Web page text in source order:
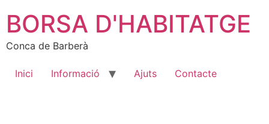
BORSA D'HABITATGE
Conca de Barberà
Inici Informació Ajuts Contacte